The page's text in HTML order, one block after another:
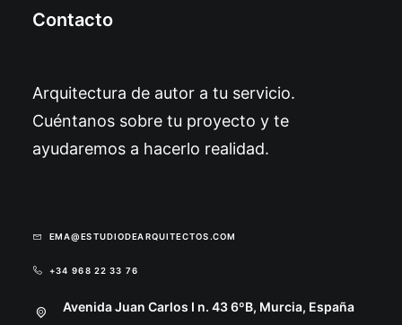
Contacto
Arquitectura de autor a tu servicio.
Cuéntanos sobre tu proyecto y te
ayudaremos a hacerlo realidad.
EMA@ESTUDIODEARQUITECTOS.COM
+34 968 22 33 76
Avenida Juan Carlos I n. 43 6ºB, Murcia, España